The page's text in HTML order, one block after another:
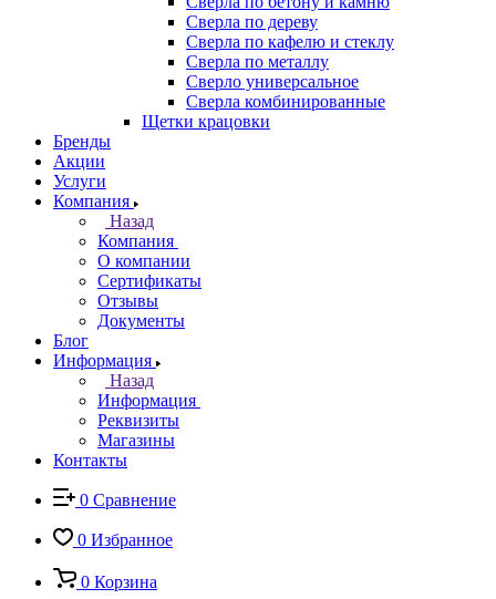
Сверла по дереву
Сверла по кафелю и стеклу
Сверла по металлу
Сверло универсальное
Сверла комбинированные
Щетки крацовки
Бренды
Акции
Услуги
Компания
Назад
Компания
О компании
Сертификаты
Отзывы
Документы
Блог
Информация
Назад
Информация
Реквизиты
Магазины
Контакты
0 Сравнение
0 Избранное
0 Корзина